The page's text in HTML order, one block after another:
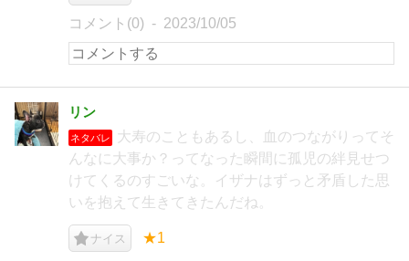
コメント(0) 2023/10/05
リン
ネタバレ
大寿のこともあるし、血のつながりってそ
んなに大事か？ってなった瞬間に孤児の絆見せつ
けてくるのすごいな。イザナはずっと矛盾した思
いを抱えて生きてきたんだね。
ナイス ★1